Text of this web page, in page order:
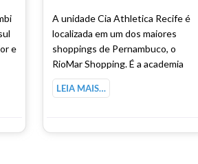
e
A unidade Cia Athletica Recife é
localizada em um dos maiores
shoppings de Pernambuco, o
RioMar Shopping. É a academia
LEIA MAIS…